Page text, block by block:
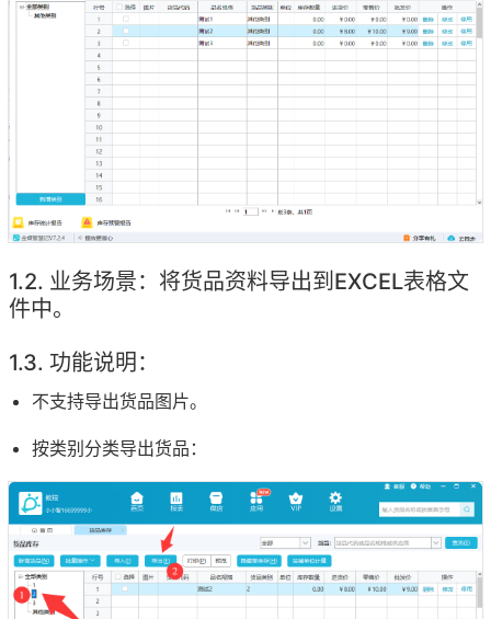
业务场景：将货品资料导出到EXCEL表格文
件中。
功能说明：
不支持导出货品图片。
按类别分类导出货品：